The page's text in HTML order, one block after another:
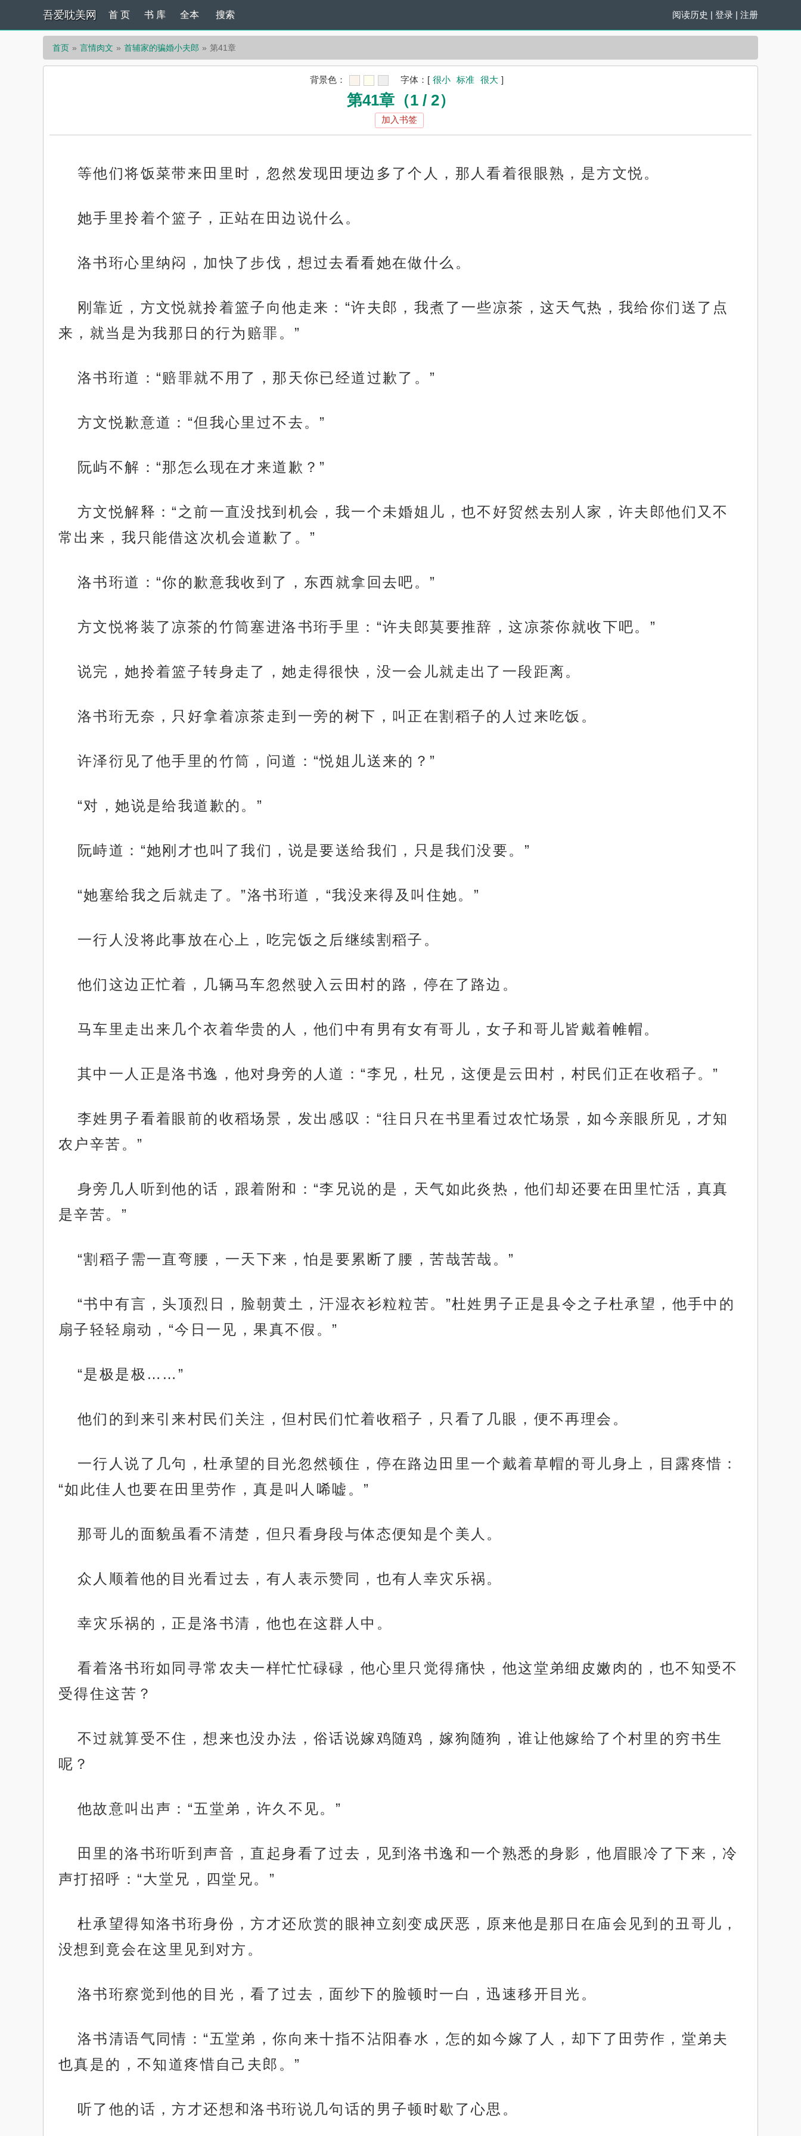
吾爱耽美网 阅读历史 | 登录 | 注册
首 页 书 库 全本 搜索
首页 言情肉文 首辅家的骗婚小夫郎 第41章
背景色： 字体： [ 很小 标准 很大 ]
第41章（1 / 2）
加入书签
等他们将饭菜带来田里时，忽然发现田埂边多了个人，那人看着很眼熟，是方文悦。
她手里拎着个篮子，正站在田边说什么。
洛书珩心里纳闷，加快了步伐，想过去看看她在做什么。
刚靠近，方文悦就拎着篮子向他走来：“许夫郎，我煮了一些凉茶，这天气热，我给你们送了点
来，就当是为我那日的行为赔罪。”
洛书珩道：“赔罪就不用了，那天你已经道过歉了。”
方文悦歉意道：“但我心里过不去。”
阮屿不解：“那怎么现在才来道歉？”
方文悦解释：“之前一直没找到机会，我一个未婚姐儿，也不好贸然去别人家，许夫郎他们又不
常出来，我只能借这次机会道歉了。”
洛书珩道：“你的歉意我收到了，东西就拿回去吧。”
方文悦将装了凉茶的竹筒塞进洛书珩手里：“许夫郎莫要推辞，这凉茶你就收下吧。”
说完，她拎着篮子转身走了，她走得很快，没一会儿就走出了一段距离。
洛书珩无奈，只好拿着凉茶走到一旁的树下，叫正在割稻子的人过来吃饭。
许泽衍见了他手里的竹筒，问道：“悦姐儿送来的？”
“对，她说是给我道歉的。”
阮峙道：“她刚才也叫了我们，说是要送给我们，只是我们没要。”
“她塞给我之后就走了。”洛书珩道，“我没来得及叫住她。”
一行人没将此事放在心上，吃完饭之后继续割稻子。
他们这边正忙着，几辆马车忽然驶入云田村的路，停在了路边。
马车里走出来几个衣着华贵的人，他们中有男有女有哥儿，女子和哥儿皆戴着帷帽。
其中一人正是洛书逸，他对身旁的人道：“李兄，杜兄，这便是云田村，村民们正在收稻子。”
李姓男子看着眼前的收稻场景，发出感叹：“往日只在书里看过农忙场景，如今亲眼所见，才知
农户辛苦。”
身旁几人听到他的话，跟着附和：“李兄说的是，天气如此炎热，他们却还要在田里忙活，真真
是辛苦。”
“割稻子需一直弯腰，一天下来，怕是要累断了腰，苦哉苦哉。”
“书中有言，头顶烈日，脸朝黄土，汗湿衣衫粒粒苦。”杜姓男子正是县令之子杜承望，他手中的
扇子轻轻扇动，“今日一见，果真不假。”
“是极是极……”
他们的到来引来村民们关注，但村民们忙着收稻子，只看了几眼，便不再理会。
一行人说了几句，杜承望的目光忽然顿住，停在路边田里一个戴着草帽的哥儿身上，目露疼惜：
“如此佳人也要在田里劳作，真是叫人唏嘘。”
那哥儿的面貌虽看不清楚，但只看身段与体态便知是个美人。
众人顺着他的目光看过去，有人表示赞同，也有人幸灾乐祸。
幸灾乐祸的，正是洛书清，他也在这群人中。
看着洛书珩如同寻常农夫一样忙忙碌碌，他心里只觉得痛快，他这堂弟细皮嫩肉的，也不知受不
受得住这苦？
不过就算受不住，想来也没办法，俗话说嫁鸡随鸡，嫁狗随狗，谁让他嫁给了个村里的穷书生
呢？
他故意叫出声：“五堂弟，许久不见。”
田里的洛书珩听到声音，直起身看了过去，见到洛书逸和一个熟悉的身影，他眉眼冷了下来，冷
声打招呼：“大堂兄，四堂兄。”
杜承望得知洛书珩身份，方才还欣赏的眼神立刻变成厌恶，原来他是那日在庙会见到的丑哥儿，
没想到竟会在这里见到对方。
洛书珩察觉到他的目光，看了过去，面纱下的脸顿时一白，迅速移开目光。
洛书清语气同情：“五堂弟，你向来十指不沾阳春水，怎的如今嫁了人，却下了田劳作，堂弟夫
也真是的，不知道疼惜自己夫郎。”
听了他的话，方才还想和洛书珩说几句话的男子顿时歇了心思。